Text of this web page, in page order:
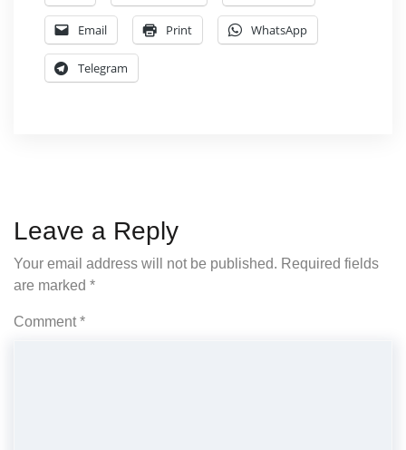
Email Print WhatsApp
Telegram
Leave a Reply
Your email address will not be published. Required fields
are marked *
Comment*